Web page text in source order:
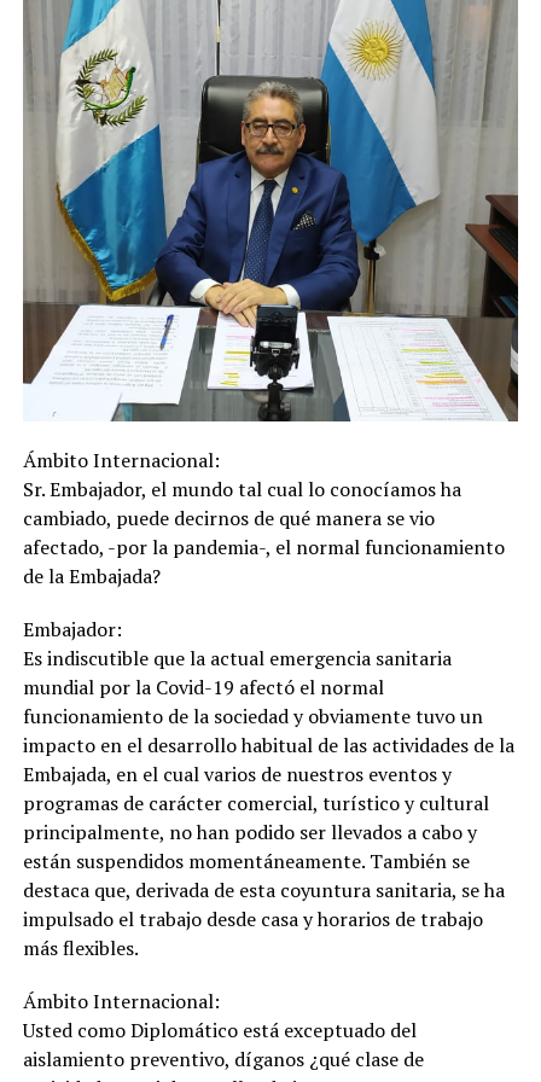
Ámbito Internacional:
Sr. Embajador, el mundo tal cual lo conocíamos ha
cambiado, puede decirnos de qué manera se vio
afectado, -por la pandemia-, el normal funcionamiento
de la Embajada?
Embajador:
Es indiscutible que la actual emergencia sanitaria
mundial por la Covid-19 afectó el normal
funcionamiento de la sociedad y obviamente tuvo un
impacto en el desarrollo habitual de las actividades de la
Embajada, en el cual varios de nuestros eventos y
programas de carácter comercial, turístico y cultural
principalmente, no han podido ser llevados a cabo y
están suspendidos momentáneamente. También se
destaca que, derivada de esta coyuntura sanitaria, se ha
impulsado el trabajo desde casa y horarios de trabajo
más flexibles.
Ámbito Internacional:
Usted como Diplomático está exceptuado del
aislamiento preventivo, díganos ¿qué clase de